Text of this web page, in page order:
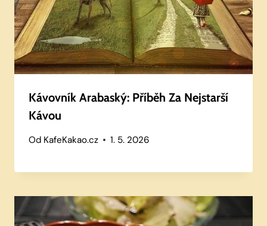
Kávovník Arabaský: Příběh Za Nejstarší
Kávou
Od KafeKakao.cz 1. 5. 2026